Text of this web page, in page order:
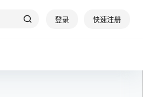
登录 快速注册